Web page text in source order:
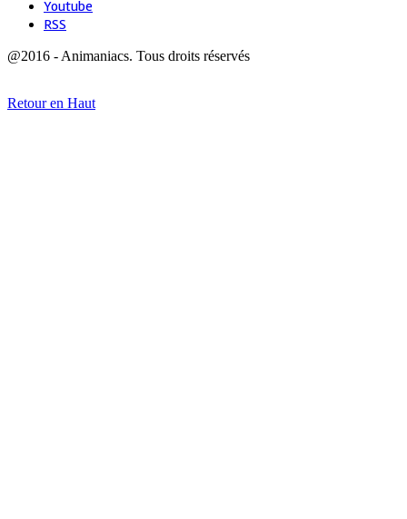
Youtube
RSS
@2016 - Animaniacs. Tous droits réservés
Retour en Haut